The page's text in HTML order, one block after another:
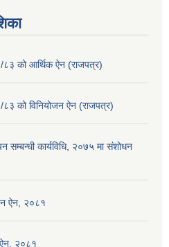
को आर्थिक ऐन (राजपत्र)
को विनियोजन ऐन (राजपत्र)
सम्बन्धी कार्यविधि, २०७५ मा संशोधन
ऐन, २०८१
ऐन, २०८१